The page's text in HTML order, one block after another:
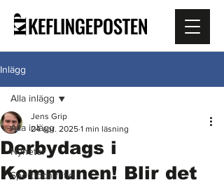
Inlägg
Alla inlägg
Nyheter
Sport och fritid
Alla inlägg
Derbydags i
Kommunen! Blir det
Jens Grip
24 apr. 2025 1 min läsning